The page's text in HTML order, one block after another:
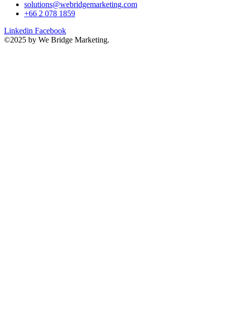
solutions@webridgemarketing.com
+66 2 078 1859
Linkedin Facebook
©2025 by We Bridge Marketing.